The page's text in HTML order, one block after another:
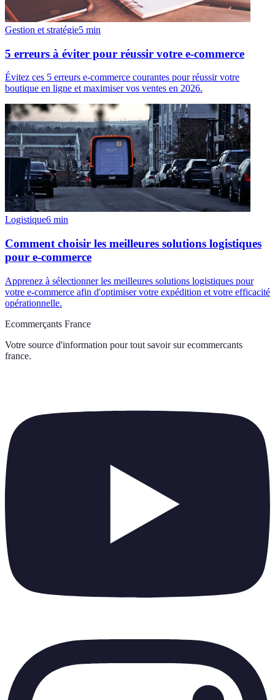
Gestion et stratégie5 min
5 erreurs à éviter pour réussir votre e-commerce
Évitez ces 5 erreurs e-commerce courantes pour réussir votre
boutique en ligne et maximiser vos ventes en 2026.
Logistique6 min
Comment choisir les meilleures solutions logistiques
pour e-commerce
Apprenez à sélectionner les meilleures solutions logistiques pour
votre e-commerce afin d'optimiser votre expédition et votre efficacité
opérationnelle.
Ecommerçants France
Votre source d'information pour tout savoir sur ecommercants
france.